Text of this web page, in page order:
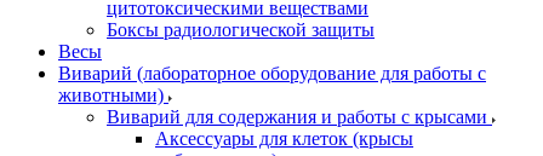
цитотоксическими веществами
Боксы радиологической защиты
Весы
Виварий (лабораторное оборудование для работы с
животными)
Виварий для содержания и работы с крысами
Аксессуары для клеток (крысы